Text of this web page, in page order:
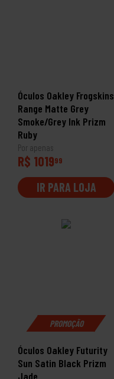
Óculos Oakley Frogskins
Range Matte Grey
Smoke/Grey Ink Prizm
Ruby
Por apenas
R$ 101999
IR PARA LOJA
PROMOÇÃO
Óculos Oakley Futurity
Sun Satin Black Prizm
Jade